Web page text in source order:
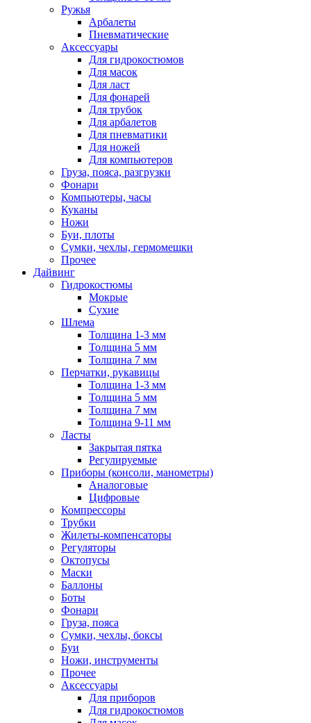
Ружья
Арбалеты
Пневматические
Аксессуары
Для гидрокостюмов
Для масок
Для ласт
Для фонарей
Для трубок
Для арбалетов
Для пневматики
Для ножей
Для компьютеров
Груза, пояса, разгрузки
Фонари
Компьютеры, часы
Куканы
Ножи
Буи, плоты
Сумки, чехлы, гермомешки
Прочее
Дайвинг
Гидрокостюмы
Мокрые
Сухие
Шлема
Толщина 1-3 мм
Толщина 5 мм
Толщина 7 мм
Перчатки, рукавицы
Толщина 1-3 мм
Толщина 5 мм
Толщина 7 мм
Толщина 9-11 мм
Ласты
Закрытая пятка
Регулируемые
Приборы (консоли, манометры)
Аналоговые
Цифровые
Компрессоры
Трубки
Жилеты-компенсаторы
Регуляторы
Октопусы
Маски
Баллоны
Боты
Фонари
Груза, пояса
Сумки, чехлы, боксы
Буи
Ножи, инструменты
Прочее
Аксессуары
Для приборов
Для гидрокостюмов